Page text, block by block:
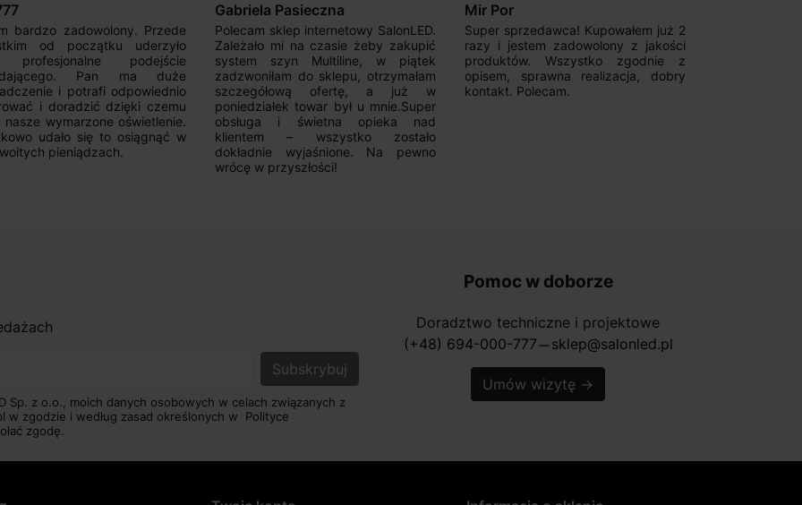
bardzo zadowolony. Przede
od początku uderzyło
profesjonalne podejście
Pan ma duże
i potrafi odpowiednio
i doradzić dzięki czemu
nasze wymarzone oświetlenie.
udało się to osiągnąć w
pieniądzach.
Gabriela Pasieczna
Polecam sklep internetowy SalonLED.
Zależało mi na czasie żeby zakupić
system szyn Multiline, w piątek
zadzwoniłam do sklepu, otrzymałam
szczegółową ofertę, a już w
poniedziałek towar był u mnie.Super
obsługa i świetna opieka nad
klientem – wszystko zostało
dokładnie wyjaśnione. Na pewno
wrócę w przyszłości!
Mir Por
Super sprzedawca! Kupowałem już 2
razy i jestem zadowolony z jakości
produktów. Wszystko zgodnie z
opisem, sprawna realizacja, dobry
kontakt. Polecam.
Sp. z o.o., moich danych osobowych w celach związanych z
zgodzie i według zasad określonych w Polityce
zgodę.
Pomoc w doborze
Doradztwo techniczne i projektowe
(+48) 694-000-777 horizontal_rule sklep@salonled.pl
Umów wizytę →